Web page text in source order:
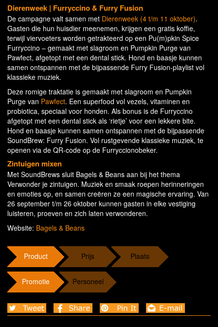
Dierenweek | Furryccino & Furry Fusion
De campagne valt samen met Dierenweek (4 t/m 11 oktober).
Gasten die hun huisdier meenemen, krijgen een gratis koffie,
terwijl viervoeters worden getrakteerd op een Pu(m)pkin Spice
Furryccino – gemaakt met slagroom en Pumpkin Purge van
Pawfect, afgetopt met een dental stick. Hond en baasje kunnen
samen ontspannen met de bijpassende Furry Fusion-playlist vol
klassieke muziek.
Deze romige traktatie is gemaakt met slagroom en Pumpkin
Purge van Pawfect. Een superfood vol vezels, vitaminen en
probiotica, speciaal voor honden. Als bonus is de Furryccino
afgetopt met een dental stick als ‘rietje’ voor een lekkere bite.
Hond en baasje kunnen samen ontspannen met de bijpassende
SoundBrew: Furry Fusion. Vol rustgevende klassieke muziek, te
openen via de QR-code op de Furryccionobeker.
Zintuigen mixen
Met SoundBrews sluit Bagels & Beans aan bij het thema
Verwonder je zintuigen. Muziek en smaak roepen herinneringen
en emoties op, en samen creëren ze een magische ervaring. Van
26 september t/m 26 oktober kunnen gasten in elke vestiging
luisteren, proeven en zich laten verwonderen.
Website: Bagels & Beans
Product Prijs Plaats
Promotie Personeel